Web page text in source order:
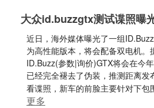
大众id.buzzgtx测试谍照曝
近日，海外媒体曝光了一组
为高性能版本，将会配备双电机。
ID.Buzz(参数|询价)GTX将会在今
已经完全褪去了伪装，推测距离
看谍照，新车的前脸主要针对下包
更多